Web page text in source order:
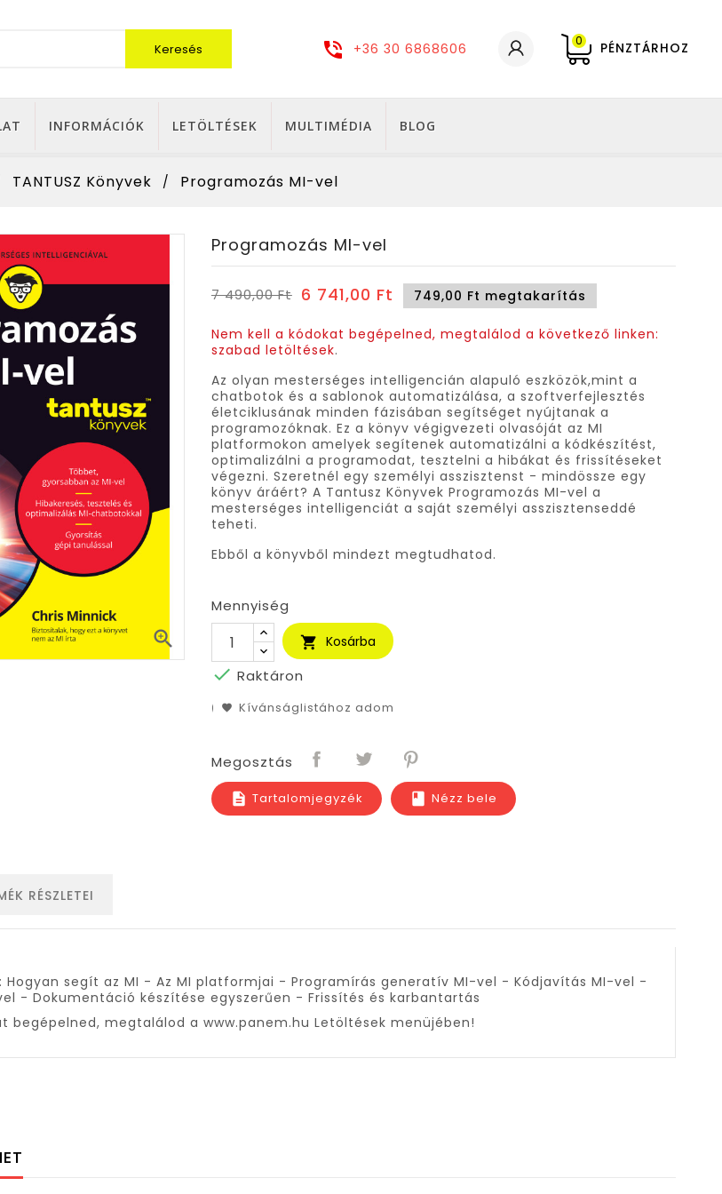
PÉNZTÁRHOZ
0
+36 30 6868606
Keresés
INFORMÁCIÓK LETÖLTÉSEK MULTIMÉDIA BLOG
TANTUSZ Könyvek Programozás MI-vel

Programozás MI-vel
7 490,00 Ft 6 741,00 Ft 749,00 Ft megtakarítás
Nem kell a kódokat begépelned, megtalálod a következő linken:
szabad letöltések.
Az olyan mesterséges intelligencián alapuló eszközök,mint a
chatbotok és a sablonok automatizálása, a szoftverfejlesztés
életciklusának minden fázisában segítséget nyújtanak a
programozóknak. Ez a könyv végigvezeti olvasóját az MI
platformokon amelyek segítenek automatizálni a kódkészítést,
optimalizálni a programodat, tesztelni a hibákat és frissítéseket
végezni. Szeretnél egy személyi asszisztenst - mindössze egy
könyv áráért? A Tantusz Könyvek Programozás MI-vel a
mesterséges intelligenciát a saját személyi asszisztenseddé
teheti.
Ebből a könyvből mindezt megtudhatod.
Mennyiség
 Kosárba
 Raktáron
Kívánságlistához adom
Megosztás
description Tartalomjegyzék book Nézz bele
RÉSZLETEI
Hogyan segít az MI - Az MI platformjai - Programírás generatív MI-vel - Kódjavítás MI-vel -
- Dokumentáció készítése egyszerűen - Frissítés és karbantartás
begépelned, megtalálod a www.panem.hu Letöltések menüjében!